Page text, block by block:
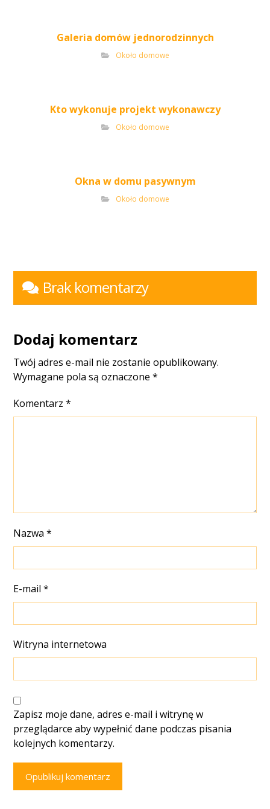
Galeria domów jednorodzinnych
Około domowe
Kto wykonuje projekt wykonawczy
Około domowe
Okna w domu pasywnym
Około domowe
Brak komentarzy
Dodaj komentarz
Twój adres e-mail nie zostanie opublikowany.
Wymagane pola są oznaczone*
Komentarz*
Nazwa*
E-mail*
Witryna internetowa
Zapisz moje dane, adres e-mail i witrynę w
przeglądarce aby wypełnić dane podczas pisania
kolejnych komentarzy.
Opublikuj komentarz